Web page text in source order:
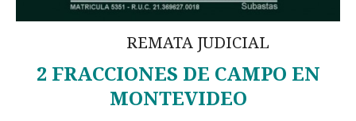
REMATA JUDICIAL
2 FRACCIONES DE CAMPO EN
MONTEVIDEO